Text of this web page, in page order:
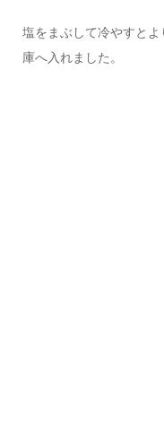
塩をまぶして冷やすと
庫へ入れました。